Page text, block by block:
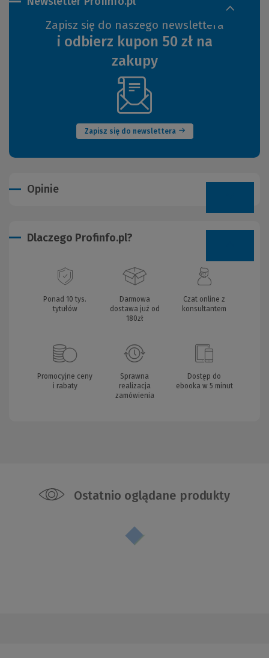
Zapisz się do naszego newslettera
i odbierz kupon 50 zł na
zakupy
Zapisz się do newslettera
(Nowe
okno)
Opinie
Dlaczego Profinfo.pl?
Ponad 10 tys.
tytułów
Darmowa
dostawa już od
180zł
Czat online z
konsultantem
Promocyjne ceny
i rabaty
Sprawna
realizacja
zamówienia
Dostęp do
ebooka w 5 minut
Ostatnio oglądane produkty